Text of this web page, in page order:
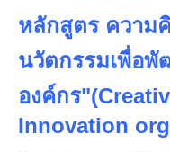
หลักสูตร ความ
นวัตกรรมเพื่อ
องค์กร
Innovation